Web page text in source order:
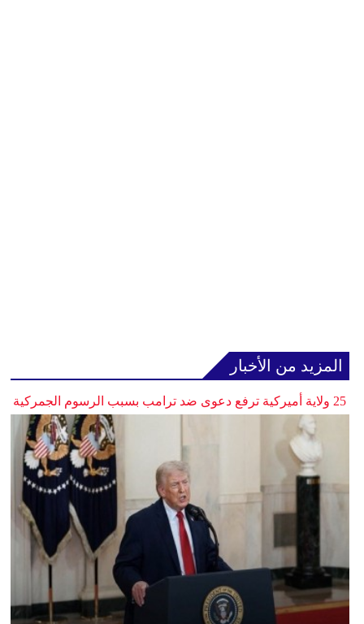
المزيد من الأخبار
25 ولاية أميركية ترفع دعوى ضد ترامب بسبب الرسوم الجمركية